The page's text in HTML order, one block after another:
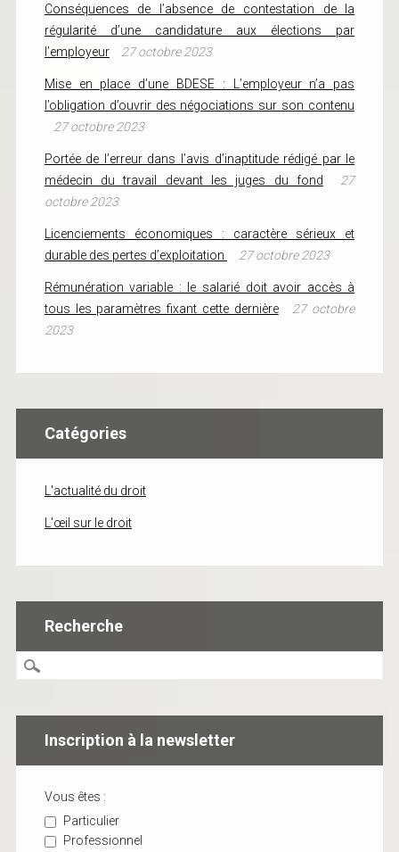
Conséquences de l’absence de contestation de la
régularité d’une candidature aux élections par
l’employeur
27 octobre 2023
Mise en place d’une BDESE : L’employeur n’a pas
l’obligation d’ouvrir des négociations sur son contenu
27 octobre 2023
Portée de l’erreur dans l’avis d’inaptitude rédigé par le
médecin du travail devant les juges du fond
27
octobre 2023
Licenciements économiques : caractère sérieux et
durable des pertes d’exploitation
27 octobre 2023
Rémunération variable : le salarié doit avoir accès à
tous les paramètres fixant cette dernière
27 octobre
2023
Catégories
L'actualité du droit
L'œil sur le droit
Recherche
Inscription à la newsletter
Vous êtes :
Particulier
Professionnel